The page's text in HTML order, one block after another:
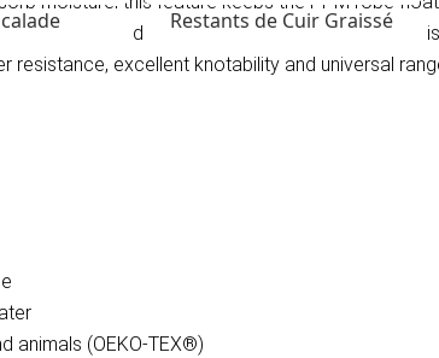
Restants de Cuir Graissé
smooth and doesn't get dirty quickly. PPM
resistance, excellent knotability and universal
animals (OEKO-TEX®)